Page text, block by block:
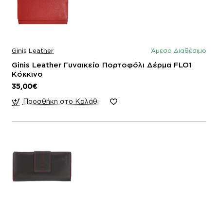
Ginis Leather Άμεσα Διαθέσιμο
Ginis Leather Γυναικείο Πορτοφόλι Δέρμα FLO1
Κόκκινο
35,00€
Προσθήκη στο Καλάθι